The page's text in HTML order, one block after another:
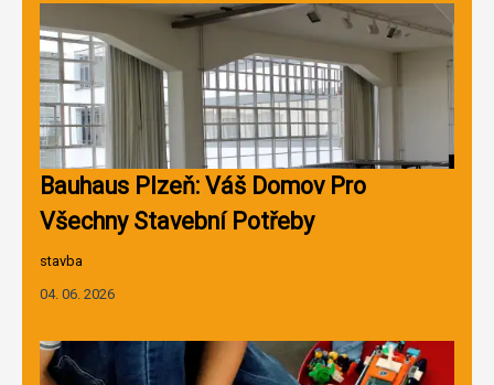
Bauhaus Plzeň: Váš Domov Pro
Všechny Stavební Potřeby
stavba
04. 06. 2026